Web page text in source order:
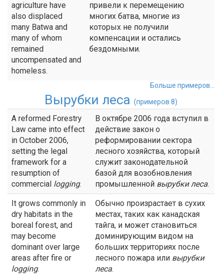
agriculture have
also displaced
many Batwa and
many of whom
remained
uncompensated and
homeless.
привели к перемещению
многих батва, многие из
которых не получили
компенсации и остались
бездомными.
Больше примеров...
Вырубки леса (примеров 8)
A reformed Forestry
Law came into effect
in October 2006,
setting the legal
framework for a
resumption of
commercial logging.
В октябре 2006 года вступил в
действие закон о
реформировании сектора
лесного хозяйства, который
служит законодательной
базой для возобновления
промышленной вырубки леса.
It grows commonly in
dry habitats in the
boreal forest, and
may become
dominant over large
areas after fire or
logging.
Обычно произрастает в сухих
местах, таких как канадская
тайга, и может становиться
доминирующим видом на
больших территориях после
лесного пожара или вырубки
леса.